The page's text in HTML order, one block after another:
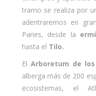
tramo se realiza por
adentraremos en
Panes, desde la
hasta el Tilo.
ElArboretum de
alberga más de 200
ecosistemas, el